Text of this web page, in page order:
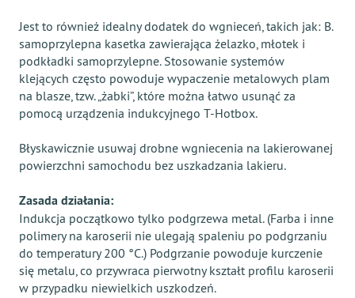
Jest to również idealny dodatek do wgnieceń, takich jak: B.
samoprzylepna kasetka zawierająca żelazko, młotek i
podkładki samoprzylepne. Stosowanie systemów
klejących często powoduje wypaczenie metalowych plam
na blasze, tzw. „żabki”, które można łatwo usunąć za
pomocą urządzenia indukcyjnego T-Hotbox.
Błyskawicznie usuwaj drobne wgniecenia na lakierowanej
powierzchni samochodu bez uszkadzania lakieru.
Zasada działania:
Indukcja początkowo tylko podgrzewa metal. (Farba i inne
polimery na karoserii nie ulegają spaleniu po podgrzaniu
do temperatury 200 °C.) Podgrzanie powoduje kurczenie
się metalu, co przywraca pierwotny kształt profilu karoserii
w przypadku niewielkich uszkodzeń.